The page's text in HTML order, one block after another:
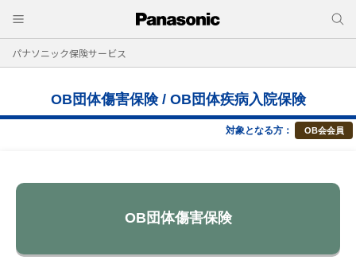
パナソニック保険サービス
OB団体傷害保険 / OB団体疾病入院保険
対象となる方： OB会会員
OB団体傷害保険